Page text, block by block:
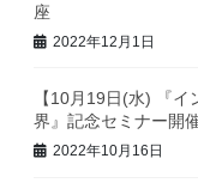
座
2022年12月1日
【10月19日(水) 『
界』記念セミナー開催
2022年10月16日